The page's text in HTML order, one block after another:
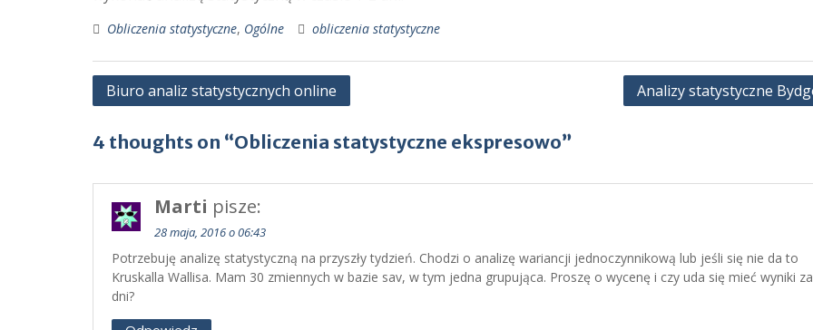
Obliczenia statystyczne, Ogólne obliczenia statystyczne
Nawigacja
Biuro analiz statystycznych online Analizy statystyczne
4 thoughts on “Obliczenia statystyczne ekspresowo”
Marti pisze:
28 maja, 2016 o 06:43
Potrzebuję analizę statystyczną na przyszły tydzień. Chodzi o analizę wariancji jednoczynnikową lub jeśli się nie da to
Kruskalla Wallisa. Mam 30 zmiennych w bazie sav, w tym jedna grupująca. Proszę o wycenę i czy uda się mieć wyniki
dni?